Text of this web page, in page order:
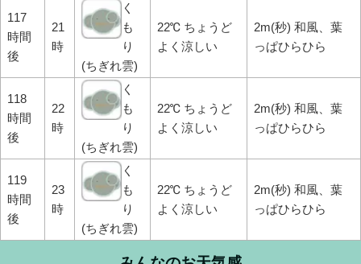
117
時間
後
21
時
く
も
り
(ちぎれ雲)
22℃ ちょうど
よく涼しい
2m(秒) 和風、葉
っぱひらひら
118
時間
後
22
時
く
も
り
(ちぎれ雲)
22℃ ちょうど
よく涼しい
2m(秒) 和風、葉
っぱひらひら
119
時間
後
23
時
く
も
り
(ちぎれ雲)
22℃ ちょうど
よく涼しい
2m(秒) 和風、葉
っぱひらひら